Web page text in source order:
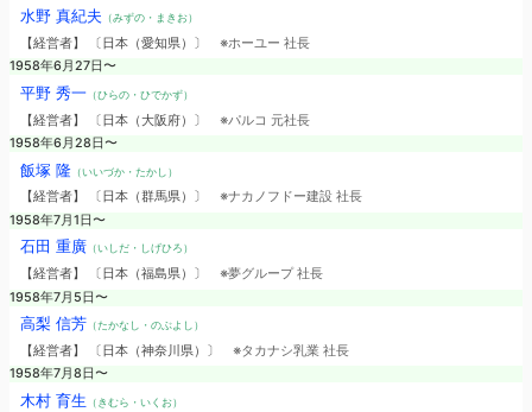
水野 真紀夫 （みずの・まきお）
【経営者】 〔日本（愛知県）〕 ※ホーユー 社長
1958年6月27日〜
平野 秀一（ひらの・ひでかず）
【経営者】 〔日本（大阪府）〕 ※パルコ 元社長
1958年6月28日〜
飯塚 隆（いいづか・たかし）
【経営者】 〔日本（群馬県）〕 ※ナカノフドー建設 社長
1958年7月1日〜
石田 重廣（いしだ・しげひろ）
【経営者】 〔日本（福島県）〕 ※夢グループ 社長
1958年7月5日〜
高梨 信芳（たかなし・のぶよし）
【経営者】 〔日本（神奈川県）〕 ※タカナシ乳業 社長
1958年7月8日〜
木村 育生 （きむら・いくお）